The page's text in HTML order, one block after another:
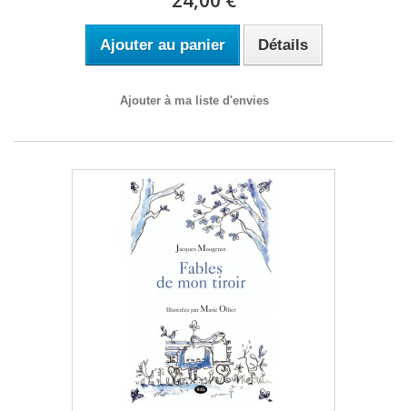
Ajouter au panier Détails
Ajouter à ma liste d'envies